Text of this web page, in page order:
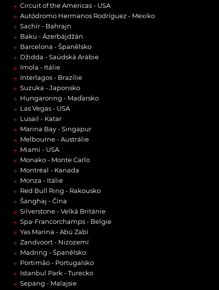
→ Circuit of the Americas - USA
→ Autódromo Hermanos Rodríguez - Mexiko
→ Sachír - Bahrajn
→ Baku - Ázerbájdžán
→ Barcelona - Španělsko
→ Džidda - Saúdská Arábie
→ Imola - Itálie
→ Interlagos - Brazílie
→ Suzuka - Japonsko
→ Hungaroring - Maďarsko
→ Las Vegas - USA
→ Lusail - Katar
→ Marina Bay - Singapur
→ Melbourne - Austrálie
→ Miami - USA
→ Monako - Monte Carlo
→ Montréal - Kanada
→ Monza - Itálie
→ Red Bull Ring - Rakousko
→ Šanghaj - Čína
→ Silverstone - Velká Británie
→ Spa-Francorchamps - Belgie
→ Yas Marina - Abú Zabí
→ Zandvoort - Nizozemí
→ Madring - Španělsko
→ Portimão - Portugalsko
→ Istanbul Park - Turecko
→ Sepang - Malajsie